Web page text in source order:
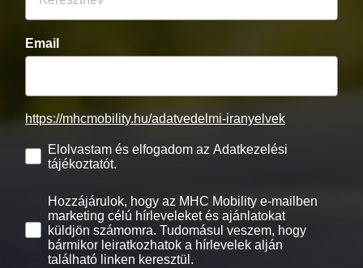
Email
https://mhcmobility.hu/adatvedelmi-iranyelvek
Elolvastam és elfogadom az Adatkezelési
tájékoztatót.
Hozzájárulok, hogy az MHC Mobility e-mailben
marketing célú hírleveleket és ajánlatokat
küldjön számomra. Tudomásul veszem, hogy
bármikor leiratkozhatok a hírlevelek alján
található linken keresztül.